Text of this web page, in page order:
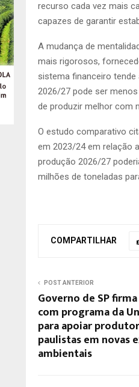
recurso cada vez mais
capazes de garantir
A mudança de
mais rigorosos,
sistema financeiro
2026/27 pode ser
de produzir melhor com
O estudo comparativo
em 2023/24 em relação
produção 2026/27
milhões de toneladas
COMPARTILHAR
POST ANTERIOR
Governo de SP
com programa da
para apoiar
paulistas em novas
ambientais